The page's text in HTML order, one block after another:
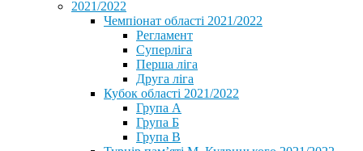
2021/2022
Чемпіонат області 2021/2022
Регламент
Суперліга
Перша ліга
Друга ліга
Кубок області 2021/2022
Група А
Група Б
Група В